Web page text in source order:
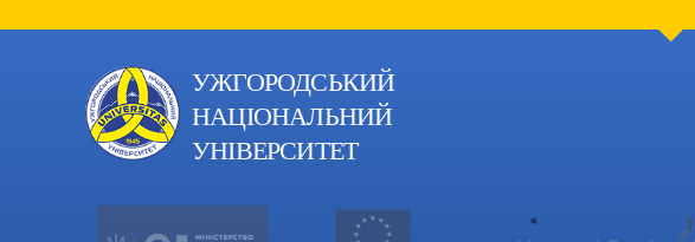
УЖГОРОДСЬКИЙ
НАЦІОНАЛЬНИЙ
УНІВЕРСИТЕТ